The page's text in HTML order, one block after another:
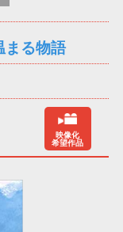
まる物語
映像化
希望作品